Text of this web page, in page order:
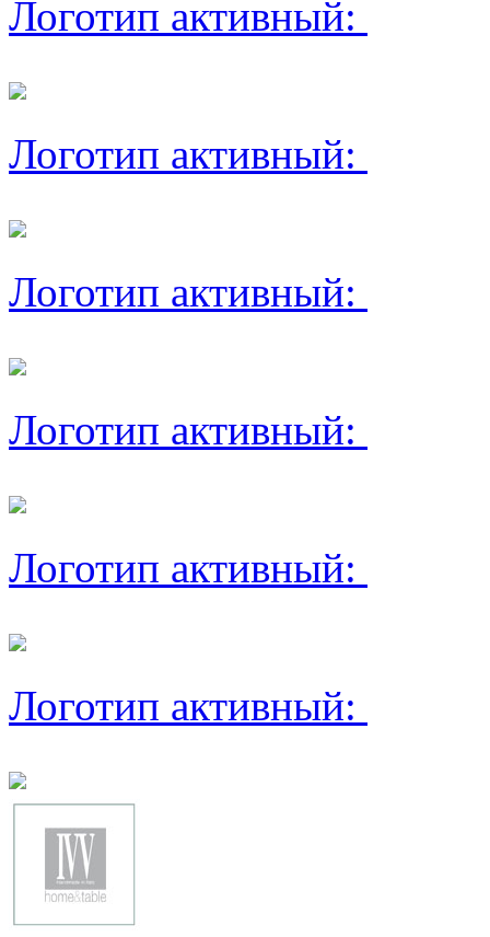
Логотип активный:
Логотип активный:
Логотип активный:
Логотип активный:
Логотип активный:
Логотип активный: